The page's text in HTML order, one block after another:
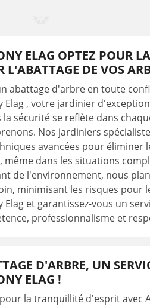
ELAG OPTEZ POUR
L'ABATTAGE DE VOS
abattage d'arbre en toute
Elag , votre jardinier
la sécurité se reflète dans
Nos jardiniers
avancées pour éliminer
même dans les situations
de l'environnement, nous
minimisant les risques pour
Elag et garantissez-vous un
professionnalisme et
D'ARBRE, UN
ELAG !
la tranquillité d'esprit avec